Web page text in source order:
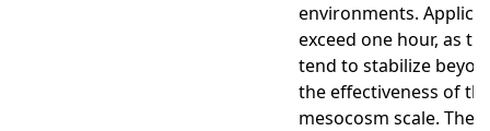
environments.
exceed one hour, as
tend to stabilize
the effectiveness of
mesocosm scale. The